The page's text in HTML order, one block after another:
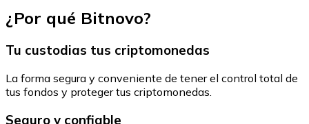
¿Por qué Bitnovo?
Tu custodias tus criptomonedas
La forma segura y conveniente de tener el control total de
tus fondos y proteger tus criptomonedas.
Seguro y confiable